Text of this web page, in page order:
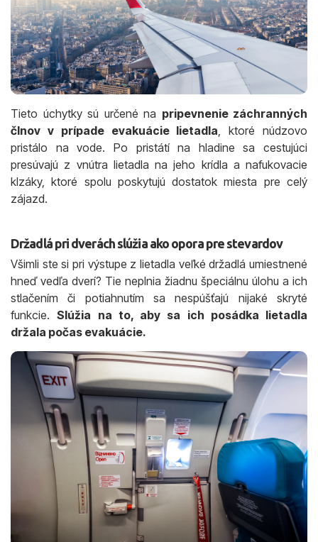
Tieto úchytky sú určené na pripevnenie záchranných
člnov v prípade evakuácie lietadla, ktoré núdzovo
pristálo na vode. Po pristátí na hladine sa cestujúci
presúvajú z vnútra lietadla na jeho krídla a nafukovacie
klzáky, ktoré spolu poskytujú dostatok miesta pre celý
zájazd.
Držadlá pri dverách slúžia ako opora pre stevardov
Všimli ste si pri výstupe z lietadla veľké držadlá umiestnené
hneď vedľa dverí? Tie neplnia žiadnu špeciálnu úlohu a ich
stlačením či potiahnutím sa nespúšťajú nijaké skryté
funkcie.Slúžia na to, aby sa ich posádka lietadla
držala počas evakuácie.